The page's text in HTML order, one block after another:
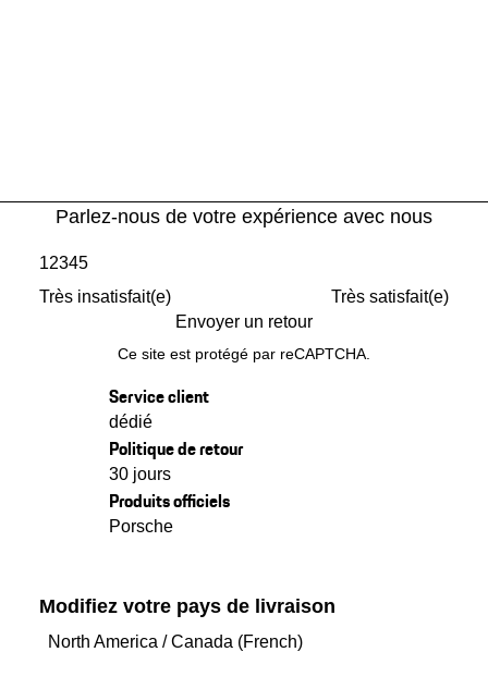
Parlez-nous de votre expérience avec nous
Très insatisfait(e)
12345
Très satisfait(e)
Envoyer un retour
Ce site est protégé par reCAPTCHA.
Service client
dédié
Politique de retour
30 jours
Produits officiels
Porsche
Modifiez votre pays de livraison
North America /Canada (French)